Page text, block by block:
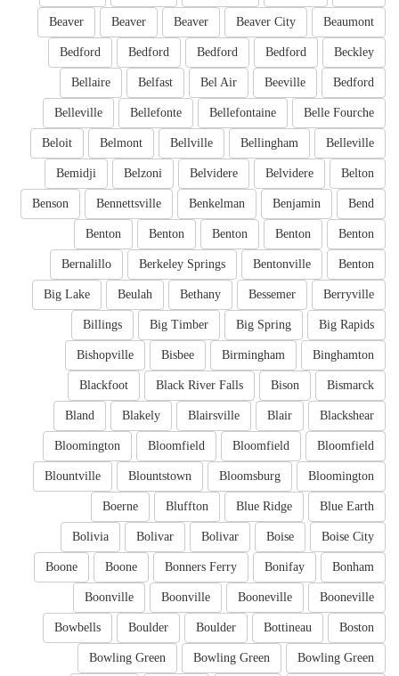
Beaumont
Beaver City
Beaver
Beaver
Beaver
Beckley
Bedford
Bedford
Bedford
Bedford
Bedford
Beeville
Bel Air
Belfast
Bellaire
Belle Fourche
Bellefontaine
Bellefonte
Belleville
Belleville
Bellingham
Bellville
Belmont
Beloit
Belton
Belvidere
Belvidere
Belzoni
Bemidji
Bend
Benjamin
Benkelman
Bennettsville
Benson
Benton
Benton
Benton
Benton
Benton
Benton
Bentonville
Berkeley Springs
Bernalillo
Berryville
Bessemer
Bethany
Beulah
Big Lake
Big Rapids
Big Spring
Big Timber
Billings
Binghamton
Birmingham
Bisbee
Bishopville
Bismarck
Bison
Black River Falls
Blackfoot
Blackshear
Blair
Blairsville
Blakely
Bland
Bloomfield
Bloomfield
Bloomfield
Bloomington
Bloomington
Bloomsburg
Blountstown
Blountville
Blue Earth
Blue Ridge
Bluffton
Boerne
Boise City
Boise
Bolivar
Bolivar
Bolivia
Bonham
Bonifay
Bonners Ferry
Boone
Boone
Booneville
Booneville
Boonville
Boonville
Boston
Bottineau
Boulder
Boulder
Bowbells
Bowling Green
Bowling Green
Bowling Green